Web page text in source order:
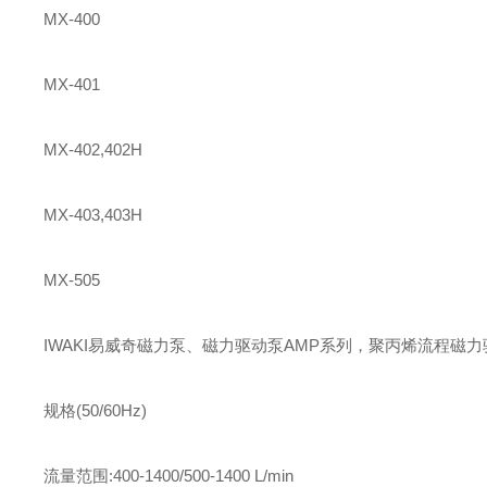
MX-400
MX-401
MX-402,402H
MX-403,403H
MX-505
IWAKI易威奇磁力泵、磁力驱动泵AMP系列，聚丙烯流程磁
规格(50/60Hz)
流量范围:400-1400/500-1400 L/min